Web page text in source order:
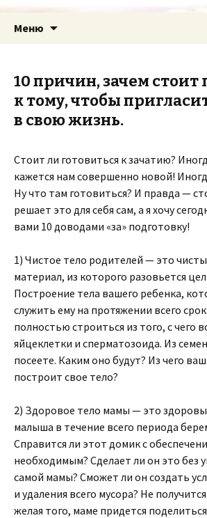
Меню
10 причин, зачем стоит
к тому, чтобы
в свою жизнь.
Стоит ли готовиться к зачатию?
кажется нам совершенно новой!
Ну что там готовиться? И правда —
решает это для себя сам, а я хочу
вами 10 доводами «за» подготовку!
1) Чистое тело родителей — это
материал, из которого разовьется
Построение тела вашего ребенка,
служить ему на протяжении всего
полностью строиться из того, с чего
яйцеклетки и сперматозоида. Из
посеете. Каким оно будут? Из чего
построит свое тело?
2) Здоровое тело мамы — это
малыша в течение всего периода
Справится ли этот домик с
необходимым? Сделает ли он это без
самой мамы? Сможет ли он создать
и удаления всего мусора? Не
желая того, маме придется